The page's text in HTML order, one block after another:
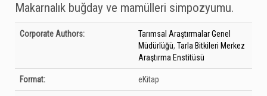
Makarnalık buğday ve mamülleri simpozyumu.
Bibliographic Details
Corporate Authors:
Tarımsal Araştırmalar Genel
Müdürlüğü, Tarla Bitkileri Merkez
Araştırma Enstitüsü
Format: eKitap